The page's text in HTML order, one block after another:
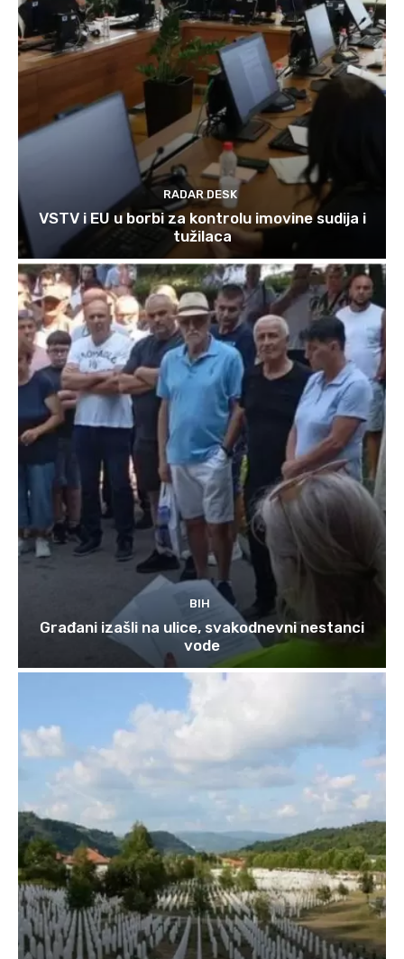
RADAR DESK
VSTV i EU u borbi za kontrolu imovine sudija i
tužilaca
BIH
Građani izašli na ulice, svakodnevni nestanci
vode